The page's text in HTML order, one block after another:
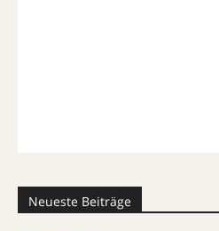
Neueste Beiträge